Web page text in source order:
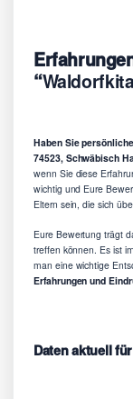
“
Haben Sie
74523, Schwäbisch
wenn Sie diese
wichtig und Eure
Eltern sein, die sich
Eure Bewertung trägt
treffen können. Es ist
man eine wichtige
Erfahrungen und
Daten aktuell